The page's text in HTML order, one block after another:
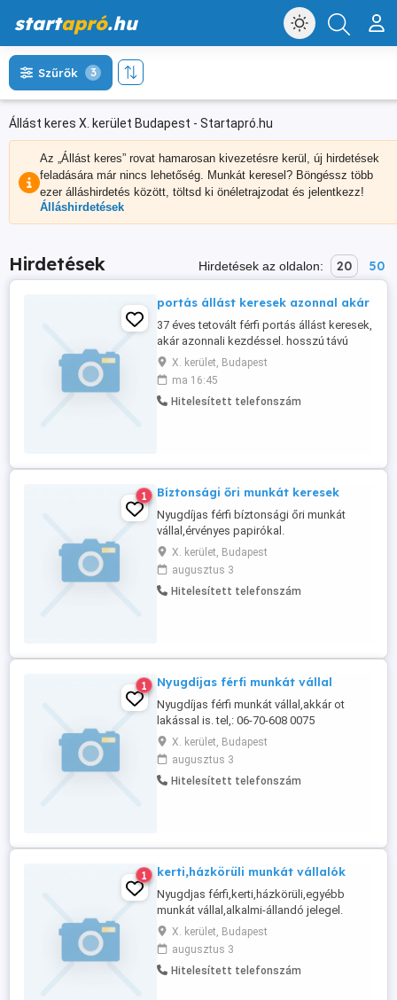
startapró.hu
Állást keres X. kerület Budapest - Startapró.hu
Szűrők 3
Az „Állást keres” rovat hamarosan kivezetésre kerül, új hirdetések
feladására már nincs lehetőség. Munkát keresel? Böngéssz több
ezer álláshirdetés között, töltsd ki önéletrajzodat és jelentkezz!
Álláshirdetések
Hirdetések Hirdetések az oldalon: 20 50
portás állást keresek azonnal akár
37 éves tetovált férfi portás állást keresek,
akár azonnali kezdéssel. hosszú távú
munkalehetőség érdekel. portási munkát
keresek, nem vagyonőrit. vagyonőri
igazolvánnyal NEM rendelkezem. 24-48,
24-24 vagy napi 8-14 óra érdekel. 10+ év
X. kerület, Budapest
ma 16:45
Hitelesített telefonszám
1 Bíztonsági őri munkát keresek
Nyugdíjas férfi bíztonsági őri munkát
vállal,érvényes papirókal.
X. kerület, Budapest
augusztus 3
Hitelesített telefonszám
1 Nyugdíjas férfi munkát vállal
Nyugdíjas férfi munkát vállal,akkár ot
lakással is. tel,: 06-70-608 0075
X. kerület, Budapest
augusztus 3
Hitelesített telefonszám
1 kerti,házkörüli munkát vállalók
Nyugdjas férfi,kerti,házkörüli,egyébb
munkát vállal,alkalmi-állandó jelegel.
tel:06-70-6080075
X. kerület, Budapest
augusztus 3
Hitelesített telefonszám